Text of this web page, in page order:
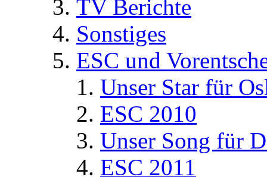
TV Berichte
Sonstiges
ESC und
Unser Star für
ESC 2010
Unser Song für
ESC 2011